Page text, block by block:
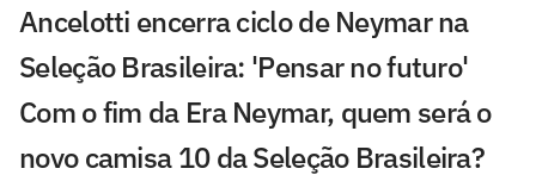
Ancelotti encerra ciclo de Neymar na
Seleção Brasileira: 'Pensar no futuro'
Com o fim da Era Neymar, quem será o
novo camisa 10 da Seleção Brasileira?